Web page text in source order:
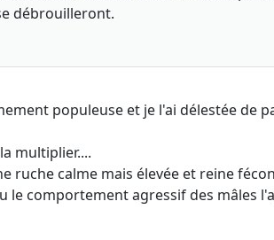
débrouilleront.
populeuse et je l'ai délestée de
multiplier....
ruche calme mais élevée et reine
le comportement agressif des mâles